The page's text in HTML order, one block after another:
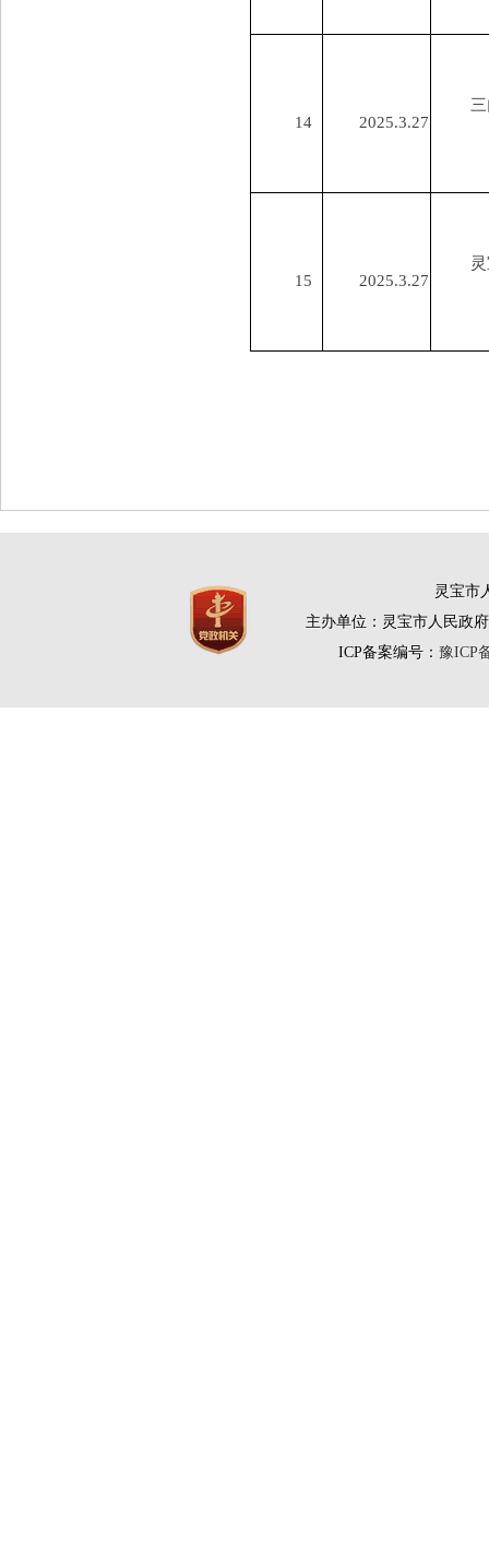
14 2025.3.27
15 2025.3.27
灵宝市
主办单位：灵宝市人民政
ICP备案编号： 豫ICP